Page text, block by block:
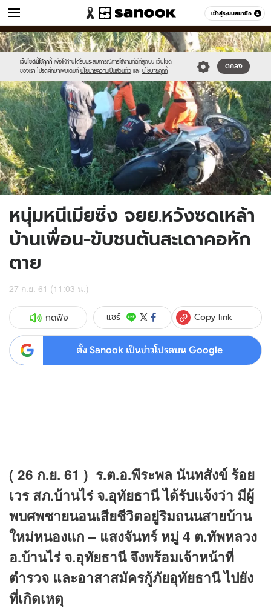
เข้าสู่ระบบสมาชิก
ข่าว หมวดอื่นๆ
เว็บไซต์นี้ใช้คุกกี้ เพื่อให้ท่านได้รับประสบการณ์การใช้งานที่ดีที่สุดบน เว็บไซต์
ของเรา โปรดศึกษาเพิ่มเติมที่ นโยบายความเป็นส่วนตัว และ นโยบายคุกกี้
ตกลง
Sanook
//s.isanook.com/sr/0/images/logo-
new-
sanook.png
600
60
//s.isanook.com/ns/0/ud/1504/7520954/aaa.jpg
หนุ่มหนีเมียซิ่ง จยย.หวังซดเหล้า
บ้านเพื่อน-ขับชนต้นสะเดาคอหัก
ตาย
27 ก.ย. 61 (11:03 น.)
กดฟัง แชร์ Copy link
ตั้ง Sanook เป็นข่าวโปรดบน Google
( 26 ก.ย. 61 ) ร.ต.อ.พีระพล นันทสังข์ ร้อย
เวร สภ.บ้านไร่ จ.อุทัยธานี ได้รับแจ้งว่า มีผู้
พบศพชายนอนเสียชีวิตอยู่ริมถนนสายบ้าน
ใหม่หนองแก – แสงจันทร์ หมู่ 4 ต.ทัพหลวง
อ.บ้านไร่ จ.อุทัยธานี จึงพร้อมเจ้าหน้าที่
ตำรวจ และอาสาสมัครกู้ภัยอุทัยธานี ไปยัง
ที่เกิดเหตุ